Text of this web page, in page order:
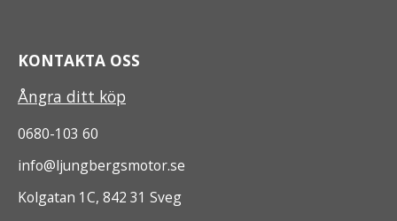
KONTAKTA OSS
Ångra ditt köp
0680-103 60
info@ljungbergsmotor.se
Kolgatan 1C, 842 31 Sveg